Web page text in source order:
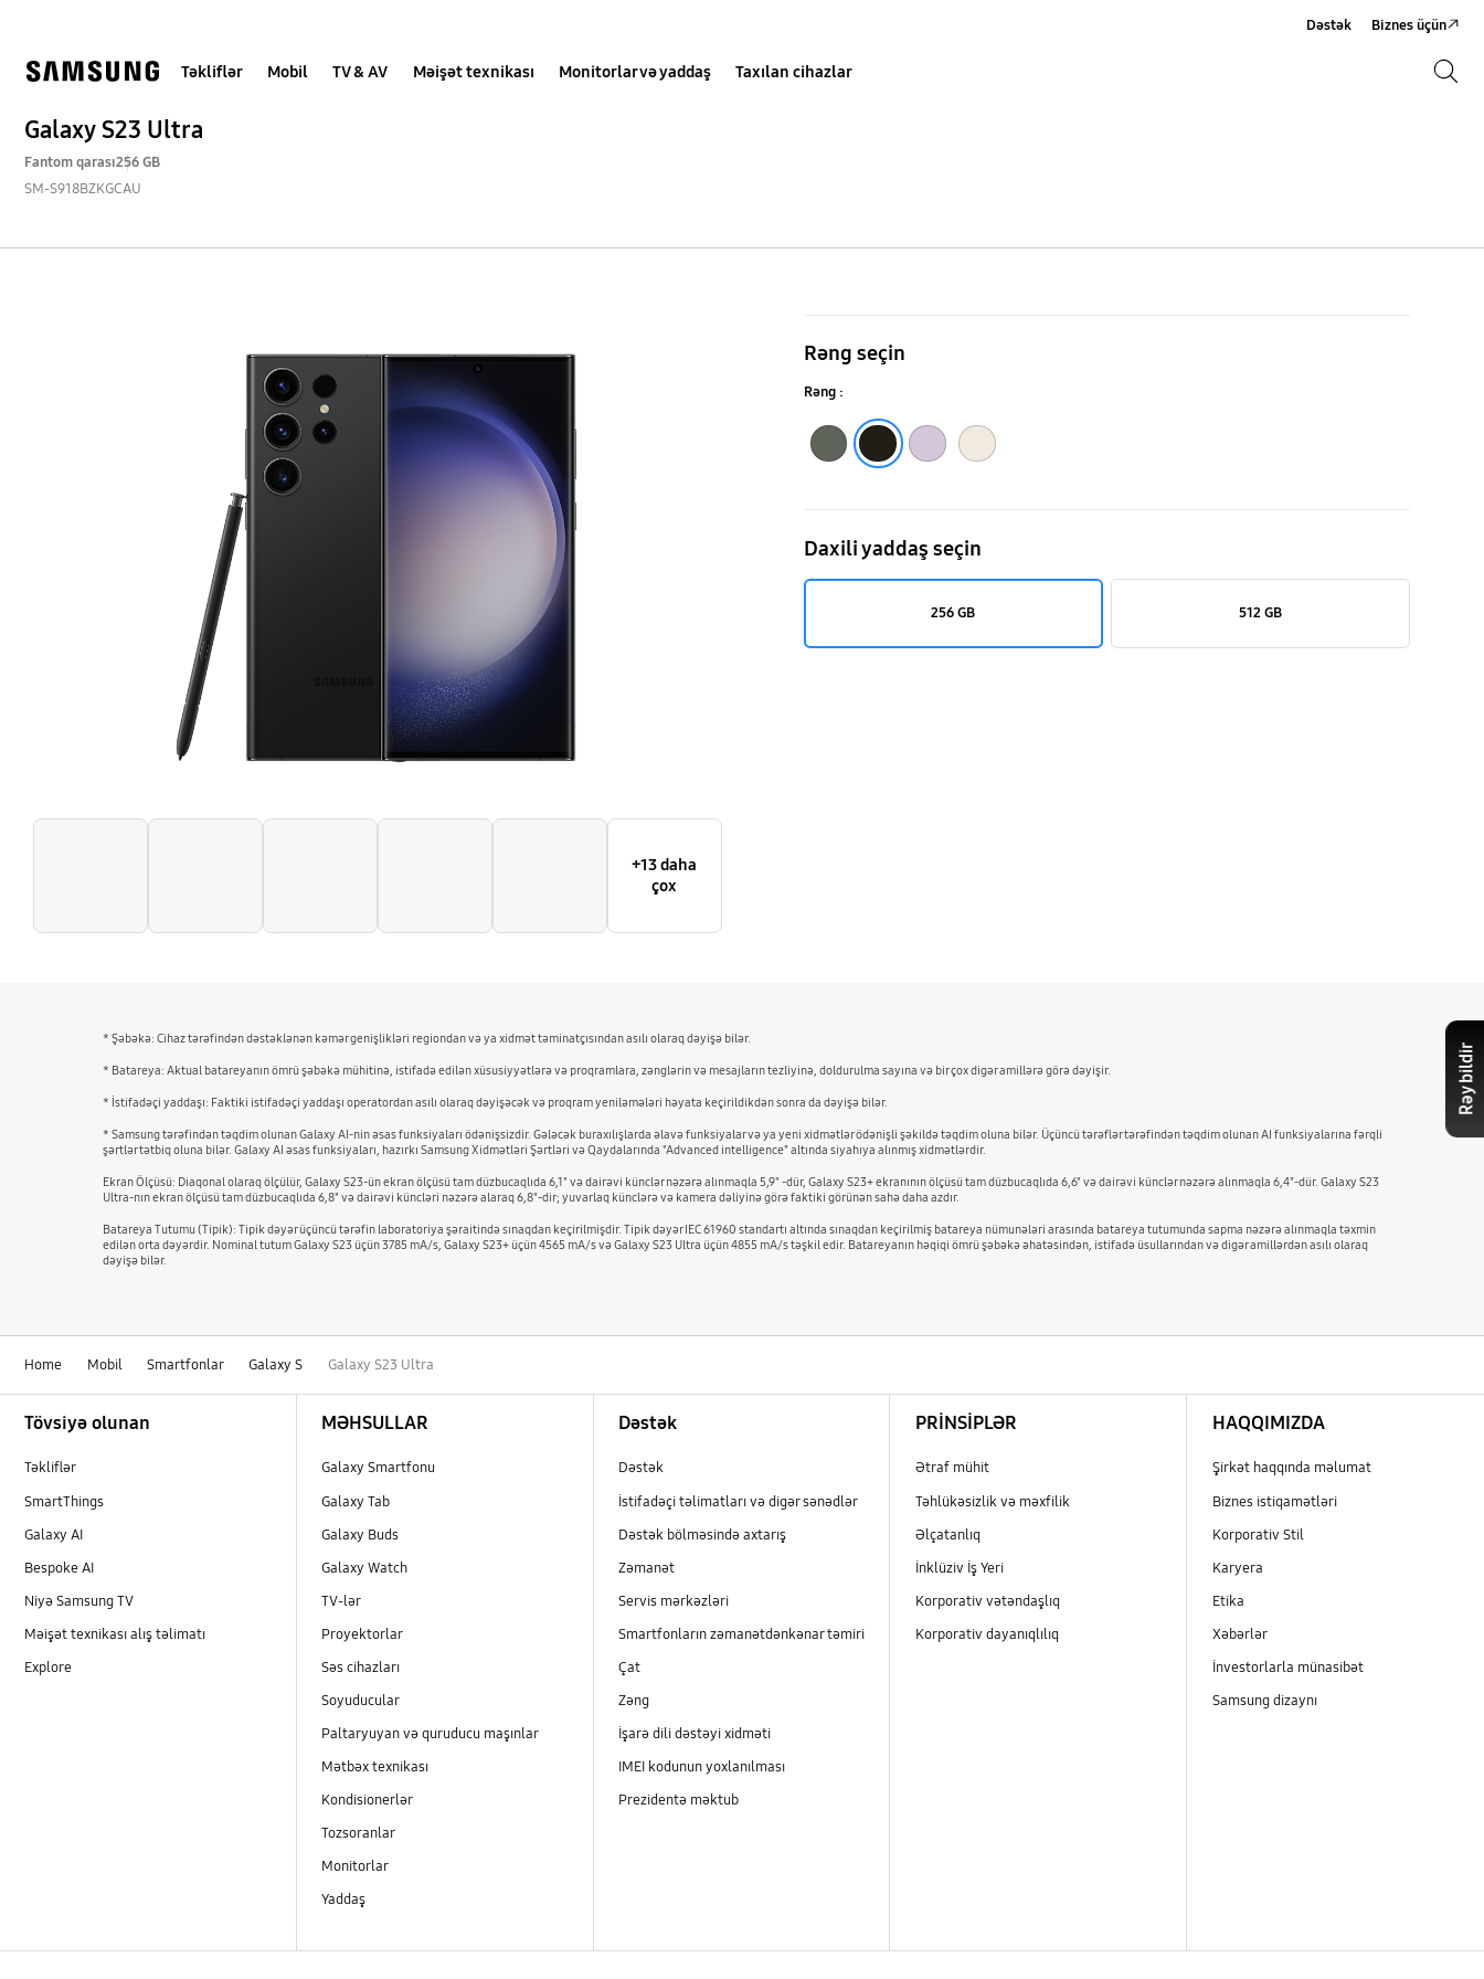
help
Təkliflər Mobil TV & AV Məişət texnikası Monitorlar və yaddaş Taxılan cihazlar
Dəstək Biznes üçün
Galaxy S23 Ultra
Fantom qarası256 GB
SM-S918BZKGCAU
Ultra
+13 daha
çox
Rəng seçin
Rəng :
Daxili yaddaş seçin
256 GB 512 GB
* Şəbəkə: Cihaz tərəfindən dəstəklənən kəmər genişlikləri regiondan və ya xidmət təminatçısından asılı olaraq dəyişə bilər.
* Batareya: Aktual batareyanın ömrü şəbəkə mühitinə, istifadə edilən xüsusiyyətlərə və proqramlara, zənglərin və mesajların tezliyinə, doldurulma sayına və bir çox digər amillərə görə dəyişir.
* İstifadəçi yaddaşı: Faktiki istifadəçi yaddaşı operatordan asılı olaraq dəyişəcək və proqram yeniləmələri həyata keçirildikdən sonra da dəyişə bilər.
* Samsung tərəfindən təqdim olunan Galaxy AI-nin əsas funksiyaları ödənişsizdir. Gələcək buraxılışlarda əlavə funksiyalar və ya yeni xidmətlər ödənişli şəkildə təqdim oluna bilər. Üçüncü tərəflər tərəfindən təqdim olunan AI funksiyalarına fərqli
şərtlər tətbiq oluna bilər. Galaxy AI əsas funksiyaları, hazırkı Samsung Xidmətləri Şərtləri və Qaydalarında "Advanced intelligence" altında siyahıya alınmış xidmətlərdir.
Ekran Ölçüsü: Diaqonal olaraq ölçülür, Galaxy S23-ün ekran ölçüsü tam düzbucaqlıda 6,1" və dairəvi künclər nəzərə alınmaqla 5,9" -dür, Galaxy S23+ ekranının ölçüsü tam düzbucaqlıda 6,6" və dairəvi künclər nəzərə alınmaqla 6,4"-dür. Galaxy S23
Ultra-nın ekran ölçüsü tam düzbucaqlıda 6,8" və dairəvi küncləri nəzərə alaraq 6,8"-dir; yuvarlaq künclərə və kamera dəliyinə görə faktiki görünən sahə daha azdır.
Batareya Tutumu (Tipik): Tipik dəyər üçüncü tərəfin laboratoriya şəraitində sınaqdan keçirilmişdir. Tipik dəyər IEC 61960 standartı altında sınaqdan keçirilmiş batareya nümunələri arasında batareya tutumunda sapma nəzərə alınmaqla təxmin
edilən orta dəyərdir. Nominal tutum Galaxy S23 üçün 3785 mA/s, Galaxy S23+ üçün 4565 mA/s və Galaxy S23 Ultra üçün 4855 mA/s təşkil edir. Batareyanın həqiqi ömrü şəbəkə əhatəsindən, istifadə üsullarından və digər amillərdən asılı olaraq
dəyişə bilər.
Home Mobil Smartfonlar Galaxy S Galaxy S23 Ultra
Tövsiyə olunan
Təkliflər
SmartThings
Galaxy AI
Bespoke AI
Niyə Samsung TV
Məişət texnikası alış təlimatı
Explore
MƏHSULLAR
Galaxy Smartfonu
Galaxy Tab
Galaxy Buds
Galaxy Watch
TV-lər
Proyektorlar
Səs cihazları
Soyuducular
Paltaryuyan və quruducu maşınlar
Mətbəx texnikası
Kondisionerlər
Tozsoranlar
Monitorlar
Yaddaş
Dəstək
Dəstək
İstifadəçi təlimatları və digər sənədlər
Dəstək bölməsində axtarış
Zəmanət
Servis mərkəzləri
Smartfonların zəmanətdənkənar təmiri
Çat
Zəng
İşarə dili dəstəyi xidməti
IMEI kodunun yoxlanılması
Prezidentə məktub
PRİNSİPLƏR
Ətraf mühit
Təhlükəsizlik və məxfilik
Əlçatanlıq
İnklüziv İş Yeri
Korporativ vətəndaşlıq
Korporativ dayanıqlılıq
HAQQIMIZDA
Şirkət haqqında məlumat
Biznes istiqamətləri
Korporativ Stil
Karyera
Etika
Xəbərlər
İnvestorlarla münasibət
Samsung dizaynı
Rəy bildir